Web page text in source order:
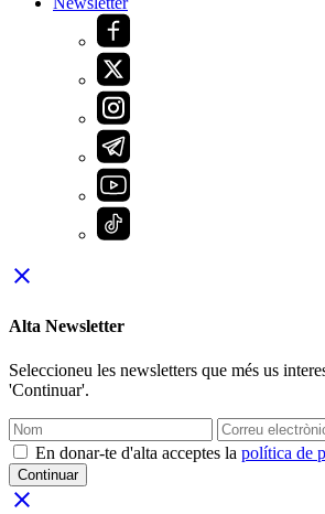
close
Alta Newsletter
Seleccioneu les newsletters que més us
'Continuar'.
En donar-te d'alta acceptes la política de
Continuar
close